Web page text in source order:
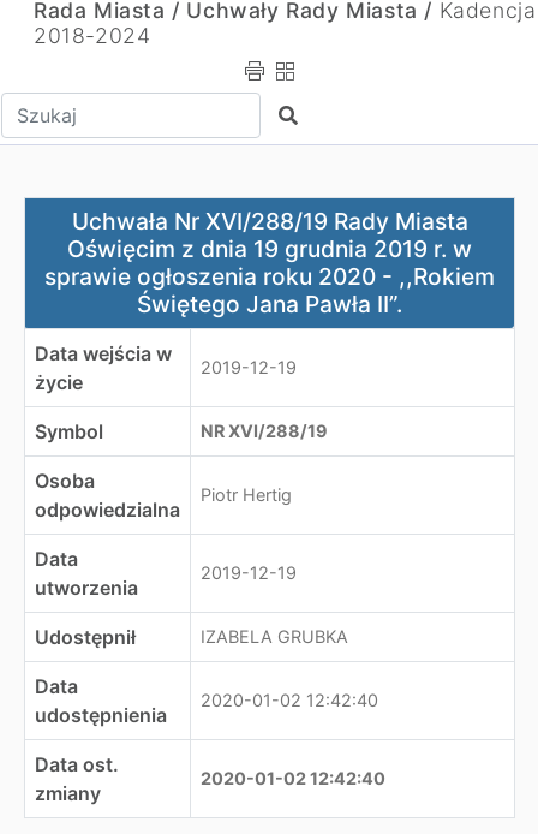
Rada Miasta / Uchwały Rady Miasta / Kadencja
2018-2024
Wpisz tekst do wyszukania Szukaj
Uchwała Nr XVI/288/19 Rady Miasta Oświęcim z dnia
Uchwała Nr XVI/288/19 Rady Miasta
Oświęcim z dnia 19 grudnia 2019 r. w
sprawie ogłoszenia roku 2020 - ,,Rokiem
Świętego Jana Pawła II”.
Data wejścia w
życie
2019-12-19
Symbol NR XVI/288/19
Osoba
odpowiedzialna
Piotr Hertig
Data
utworzenia
2019-12-19
Udostępnił IZABELA GRUBKA
Data
udostępnienia
2020-01-02 12:42:40
Data ost.
zmiany
2020-01-02 12:42:40